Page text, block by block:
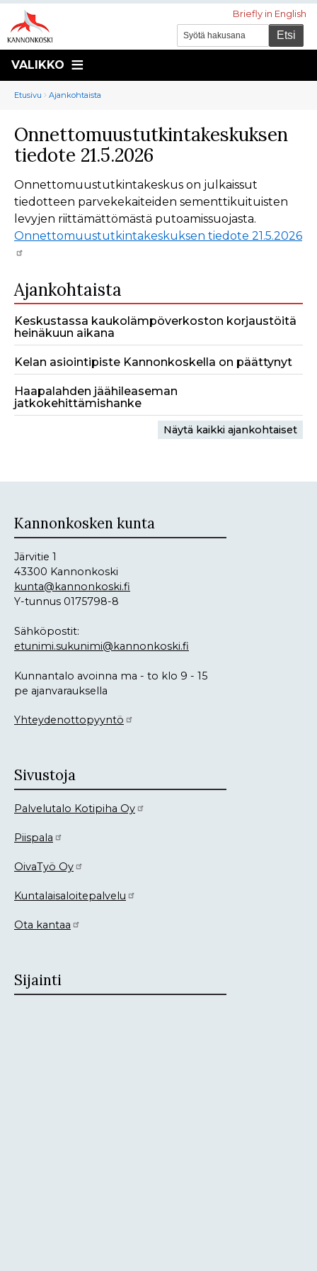
Briefly in English
VALIKKO
Murupolku
You
here:
Etusivu Ajankohtaista
Onnettomuustutkintakeskuksen
tiedote 21.5.2026
Onnettomuustutkintakeskus on julkaissut
tiedotteen parvekekaiteiden sementtikuituisten
levyjen riittämättömästä putoamissuojasta.
Onnettomuustutkintakeskuksen tiedote 21.5.2026
Ajankohtaista
Keskustassa kaukolämpöverkoston korjaustöitä
heinäkuun aikana
Kelan asiointipiste Kannonkoskella on päättynyt
Haapalahden jäähileaseman
jatkokehittämishanke
Näytä kaikki ajankohtaiset
Kannonkosken kunta
Järvitie 1
43300 Kannonkoski
kunta@kannonkoski.fi
Y-tunnus 0175798-8
Sähköpostit:
etunimi.sukunimi@kannonkoski.fi
Kunnantalo avoinna ma - to klo 9 - 15
pe ajanvarauksella
Yhteydenottopyyntö
Sivustoja
Palvelutalo Kotipiha Oy
Piispala
OivaTyö Oy
Kuntalaisaloitepalvelu
Ota kantaa
Sijainti